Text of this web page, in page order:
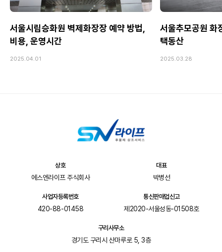
서울시립승화원 벽제화장장 예약 방법,
비용, 운영시간
2025.04.01
서울추모공원 화
택동산
2025.03.28
상호
에스엔라이프 주식회사
대표
박병선
사업자등록번호
420-88-01458
통신판매업신고
제2020-서울성동-01508호
구리사무소
경기도 구리시 산마루로 5, 3층